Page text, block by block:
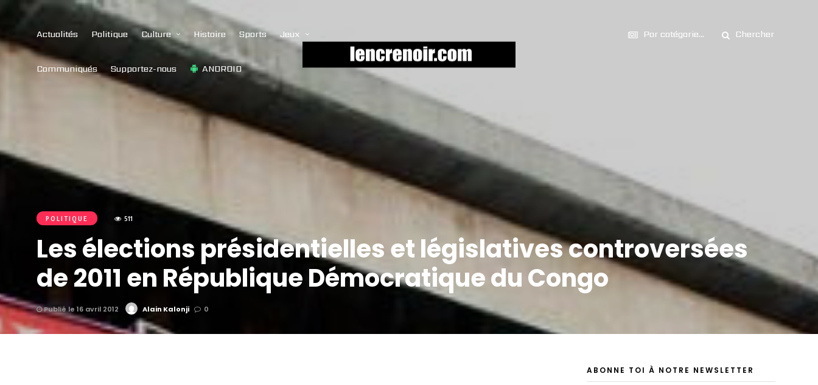
Actualités Politique Culture Histoire Sports Jeux
Communiqués Supportez-nous ANDROID
Par catégorie... Chercher
POLITIQUE 511
Les élections présidentielles et législatives controversées
de 2011 en République Démocratique du Congo
Publié le 16 avril 2012 Alain Kalonji 0
ABONNE TOI À NOTRE NEWSLETTER